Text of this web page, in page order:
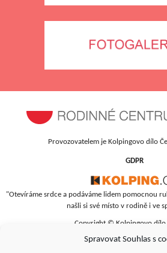
Spravovat Souhlas s
Provozovatelem je Kolpingovo dílo
GDPR
"Otevíráme srdce a podáváme lidem pomocnou
našli si své místo v rodině i ve
Copyright © Kolpingovo dílo